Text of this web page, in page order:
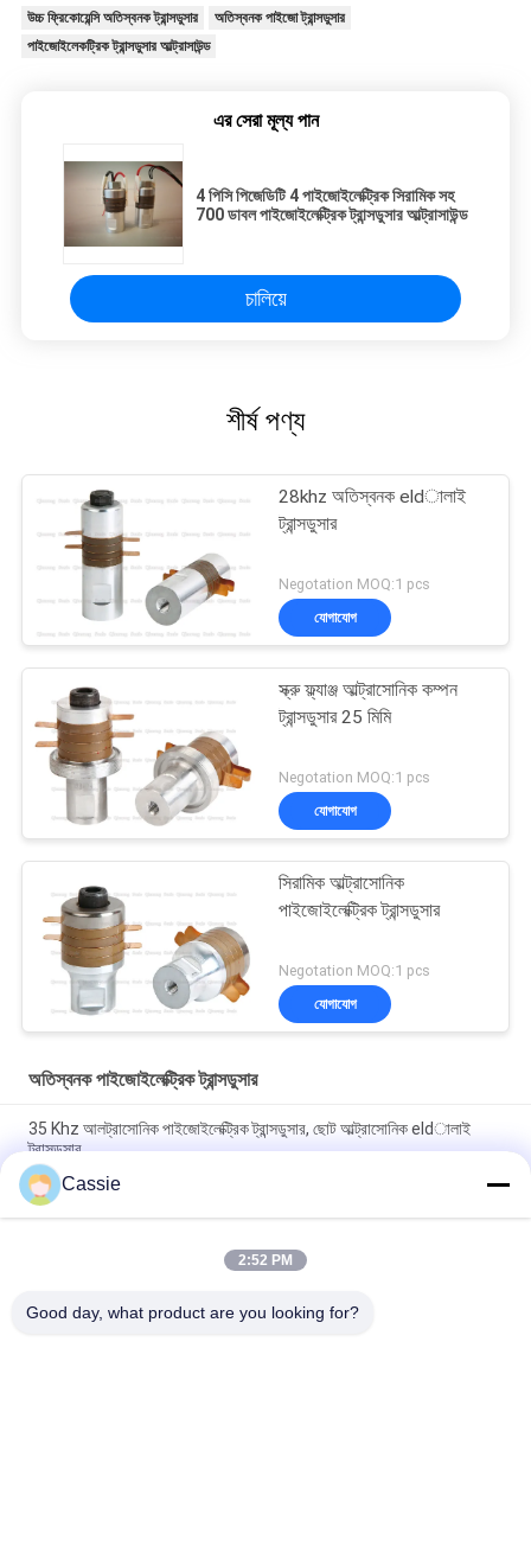
উচ্চ ফ্রিকোয়েন্সি অতিস্বনক ট্রান্সডুসার
অতিস্বনক পাইজো ট্রান্সডুসার
পাইজোইলেকট্রিক ট্রান্সডুসার আল্ট্রাসাউন্ড
এর সেরা মূল্য পান
4 পিসি পিজেডিটি 4 পাইজোইলেক্ট্রিক সিরামিক সহ
700 ডাবল পাইজোইলেক্ট্রিক ট্রান্সডুসার আল্ট্রাসাউন্ড
চালিয়ে
শীর্ষ পণ্য
28khz অতিস্বনক eldালাই
ট্রান্সডুসার
Negotation MOQ:1 pcs
যোগাযোগ
স্ক্রু ফ্ল্যাঞ্জ আল্ট্রাসোনিক কম্পন
ট্রান্সডুসার 25 মিমি
Negotation MOQ:1 pcs
যোগাযোগ
সিরামিক আল্ট্রাসোনিক
পাইজোইলেক্ট্রিক ট্রান্সডুসার
Negotation MOQ:1 pcs
যোগাযোগ
অতিস্বনক পাইজোইলেক্ট্রিক ট্রান্সডুসার
35 Khz আলট্রাসোনিক পাইজোইলেক্ট্রিক ট্রান্সডুসার, ছোট আল্ট্রাসোনিক eldালাই
ট্রান্সডুসার
30Khz প্লাস্টিক স্পট ওয়েল্ডার অতিস্বনক পাইজো ট্রান্সডুসার 4pcs কালো 30 মিমি
সিরামিক সহ
4 পিসি পিজেডিটি 4 পাইজোইলেক্ট্রিক সিরামিক সহ 700 ডাবল পাইজোইলেক্ট্রিক ট্রান্সডুসার
Cassie
2:52 PM
Good day, what product are you looking for?